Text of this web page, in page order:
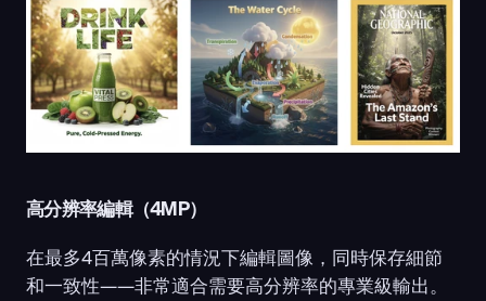
高分辨率編輯（4MP）
在最多4百萬像素的情況下編輯圖像，同時保存細節
和一致性——非常適合需要高分辨率的專業級輸出。